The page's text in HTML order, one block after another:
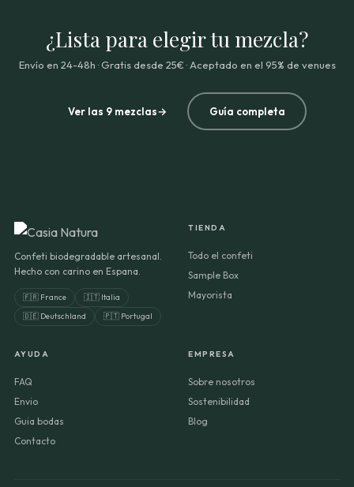
¿Lista para elegir tu mezcla?
Envío en 24-48h · Gratis desde 25€ · Aceptado en el 95% de venues
Ver las 9 mezclas→ Guía completa
Confeti biodegradable artesanal.
Hecho con carino en Espana.
🇫🇷 France
🇮🇹 Italia
🇩🇪 Deutschland
🇵🇹 Portugal
TIENDA
Todo el confeti
Sample Box
Mayorista
AYUDA
FAQ
Envio
Guia bodas
Contacto
EMPRESA
Sobre nosotros
Sostenibilidad
Blog